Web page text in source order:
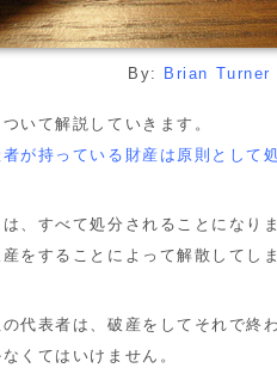
By: Brian Turner
いて解説していきます。
が持っている財産は原則として
、すべて処分されることになりま
をすることによって解散してし
代表者は、破産をしてそれで終
くてはいけません。